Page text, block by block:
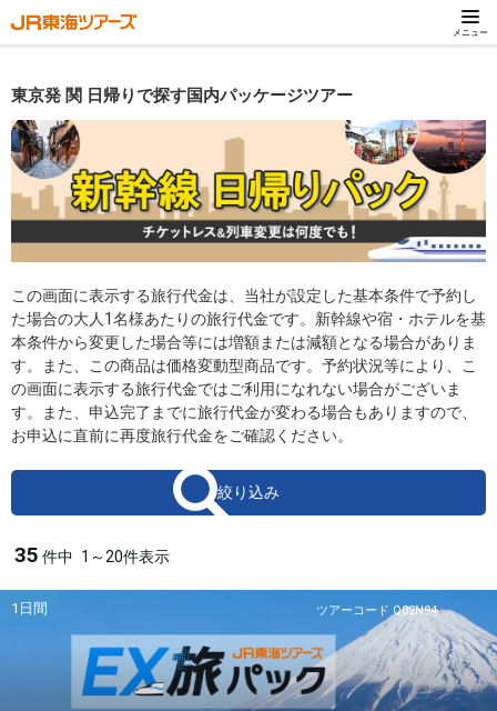
メニュー
東京発 関 日帰りで探す国内パッケージツアー
この画面に表示する旅行代金は、当社が設定した基本条件で予約し
た場合の大人1名様あたりの旅行代金です。新幹線や宿・ホテルを基
本条件から変更した場合等には増額または減額となる場合がありま
す。また、この商品は価格変動型商品です。予約状況等により、こ
の画面に表示する旅行代金ではご利用になれない場合がございま
す。また、申込完了までに旅行代金が変わる場合もありますので、
お申込に直前に再度旅行代金をご確認ください。
絞り込み
35 件中 1～20件表示
ツアーコード Q02N94
1日間